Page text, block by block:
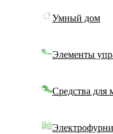
Умный дом
Элементы
Средства для